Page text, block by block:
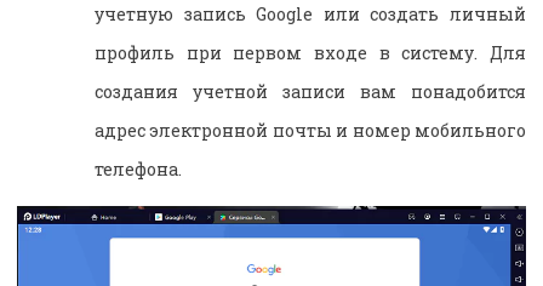
учетную запись Google или создать личный
профиль при первом входе в систему. Для
создания учетной записи вам понадобится
адрес электронной почты и номер мобильного
телефона.